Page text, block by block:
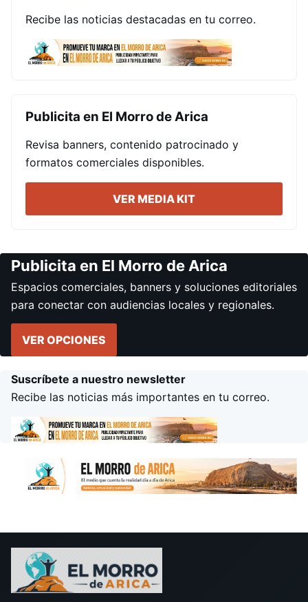
Recibe las noticias destacadas en tu correo.
Publicita en El Morro de Arica
Revisa banners, contenido patrocinado y
formatos comerciales disponibles.
VER MEDIA KIT
Publicita en El Morro de Arica
Espacios comerciales, banners y soluciones editoriales
para conectar con audiencias locales y regionales.
VER OPCIONES
Suscríbete a nuestro newsletter
Recibe las noticias más importantes en tu correo.